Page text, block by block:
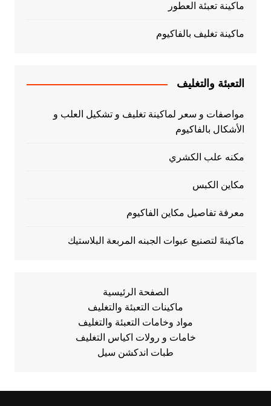
ماكينة تعبئة العطور
ماكينة تغليف بالفاكيوم
التعبئة والتغليف
مواصفات و سعر لماكينة تغليف و تشكيل العلب و
الأشكال بالفاكيوم
مكنه علب الكشري
مكاين الكبس
معرفة تفاصيل مكاين الفاكيوم
ماكينهً لتصنيع عبوات الجبنه المربعة البلاستيك
الصفحة الرئيسية
ماكينات التعبئة والتغليف
مواد وخامات التعبئة والتغليف
خامات و رولات اكياس التغليف
طبات اندكشن سيل